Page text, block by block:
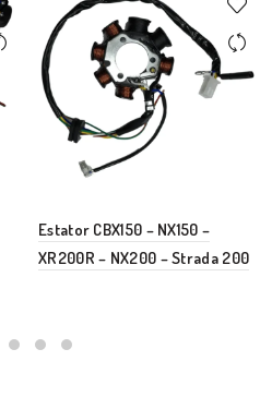
Estator CBX150 – NX150 –
XR200R – NX200 – Strada 200